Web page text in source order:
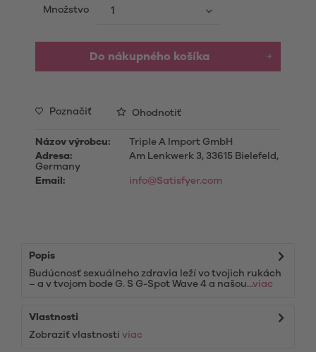
Množstvo
Do nákupného košíka
Poznačiť Ohodnotiť
Názov výrobcu:
Triple A Import GmbH
Adresa:
Am Lenkwerk 3, 33615 Bielefeld,
Germany
Email:
info@Satisfyer.com
Popis
Budúcnosť sexuálneho zdravia leží vo tvojich rukách
– a v tvojom bode G. S G-Spot Wave 4 a našou...viac
Vlastnosti
Zobraziť vlastnosti viac